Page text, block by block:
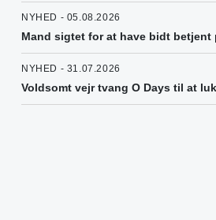
NYHED - 05.08.2026
Mand sigtet for at have bidt betjent
NYHED - 31.07.2026
Voldsomt vejr tvang O Days til at